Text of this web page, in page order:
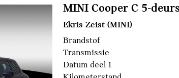
MINI Cooper C 5-
Ekris Zeist (MINI)
Brandstof
Transmissie
Datum deel 1